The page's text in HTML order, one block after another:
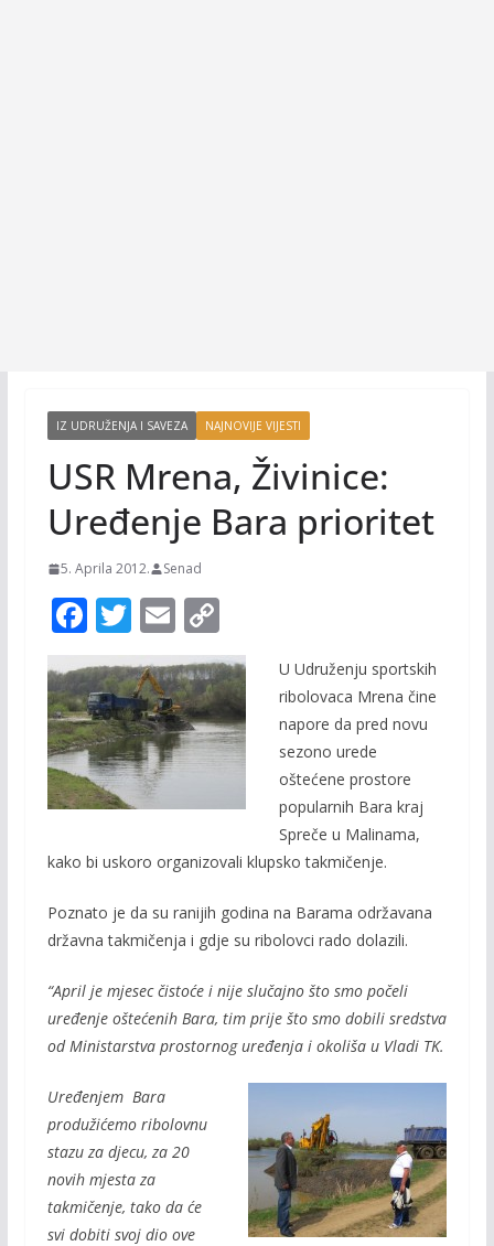
IZ UDRUŽENJA I SAVEZA NAJNOVIJE VIJESTI
USR Mrena, Živinice:
Uređenje Bara prioritet
5. Aprila 2012. Senad
F
ac
e
b
o
o
T
w
itt
er
E
m
ai
l
C
o
p
y
Li
U Udruženju sportskih
ribolovaca Mrena čine
napore da pred novu
sezono urede
oštećene prostore
popularnih Bara kraj
Spreče u Malinama,
kako bi uskoro organizovali klupsko takmičenje.
Poznato je da su ranijih godina na Barama održavana
državna takmičenja i gdje su ribolovci rado dolazili.
“April je mjesec čistoće i nije slučajno što smo počeli
uređenje oštećenih Bara, tim prije što smo dobili sredstva
od Ministarstva prostornog uređenja i okoliša u Vladi TK.
Uređenjem Bara
produžićemo ribolovnu
stazu za djecu, za 20
novih mjesta za
takmičenje, tako da će
svi dobiti svoj dio ove